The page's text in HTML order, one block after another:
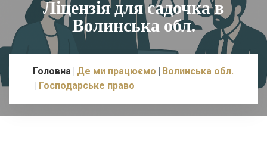
Ліцензія для садочка в
Волинська обл.
Головна Де ми працюємо
Волинська обл.
Господарське право